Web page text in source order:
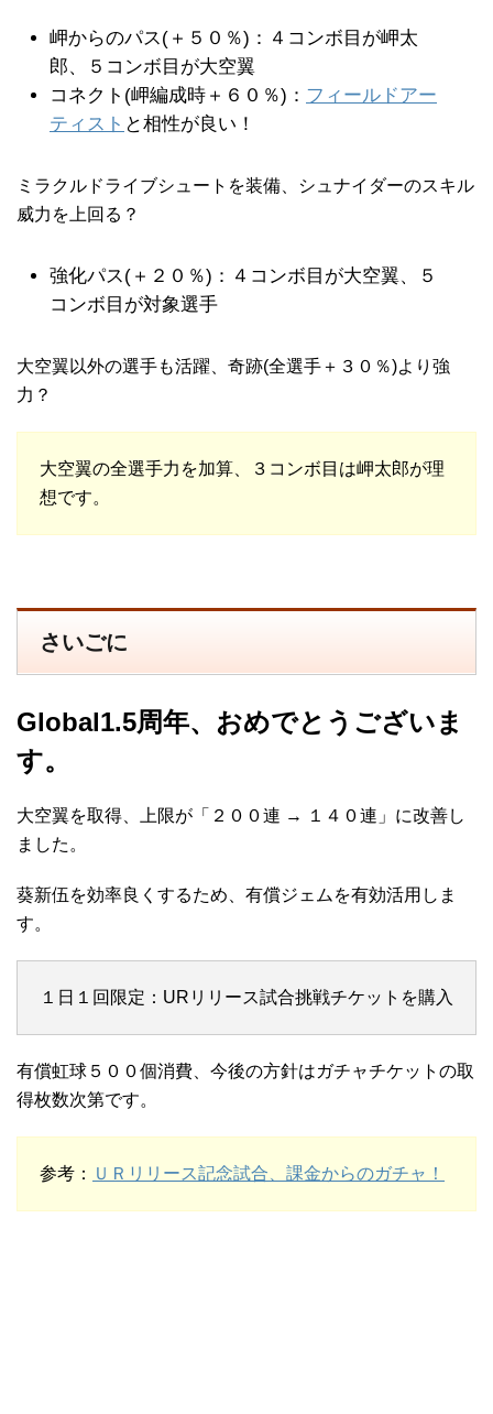
岬からのパス(＋５０％)：４コンボ目が岬太
郎、５コンボ目が大空翼
コネクト(岬編成時＋６０％)： フィールドアー
ティスト と相性が良い！
ミラクルドライブシュートを装備、シュナイダーのスキル
威力を上回る？
強化パス(＋２０％)：４コンボ目が大空翼、５
コンボ目が対象選手
大空翼以外の選手も活躍、奇跡(全選手＋３０％)より強
力？
大空翼の全選手力を加算、３コンボ目は岬太郎が理
想です。
さいごに
Global1.5周年、おめでとうございま
す。
大空翼を取得、上限が「２００連 → １４０連」に改善し
ました。
葵新伍を効率良くするため、有償ジェムを有効活用しま
す。
１日１回限定：URリリース試合挑戦チケットを購入
有償虹球５００個消費、今後の方針はガチャチケットの取
得枚数次第です。
参考： ＵＲリリース記念試合、課金からのガチャ！